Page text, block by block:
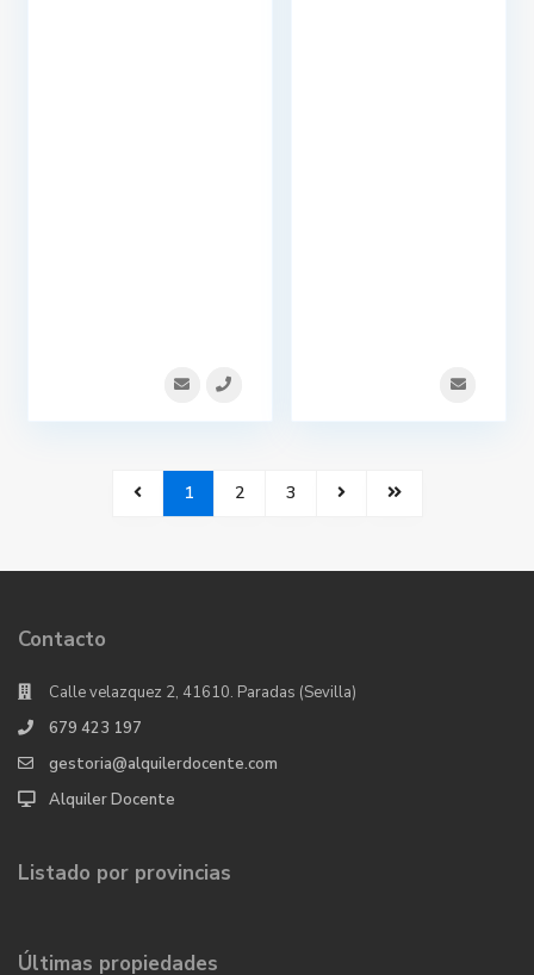
1 2 3
Contacto
Calle velazquez 2, 41610. Paradas (Sevilla)
679 423 197
gestoria@alquilerdocente.com
Alquiler Docente
Listado por provincias
Últimas propiedades